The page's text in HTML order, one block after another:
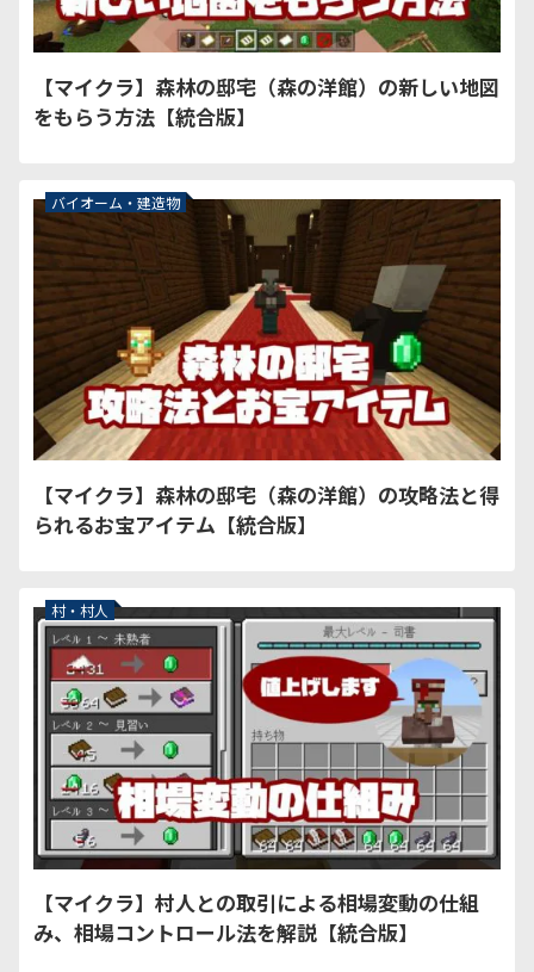
【マイクラ】森林の邸宅（森の洋館）の新しい地図
をもらう方法【統合版】
バイオーム・建造物
【マイクラ】森林の邸宅（森の洋館）の攻略法と得
られるお宝アイテム【統合版】
村・村人
【マイクラ】村人との取引による相場変動の仕組
み、相場コントロール法を解説【統合版】